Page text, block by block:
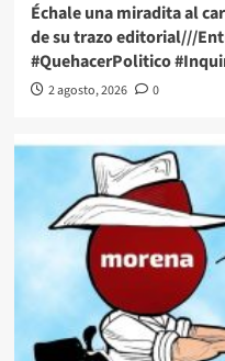
Échale una miradita al
de su trazo editorial///
#QuehacerPolitico
2 agosto, 2026 0